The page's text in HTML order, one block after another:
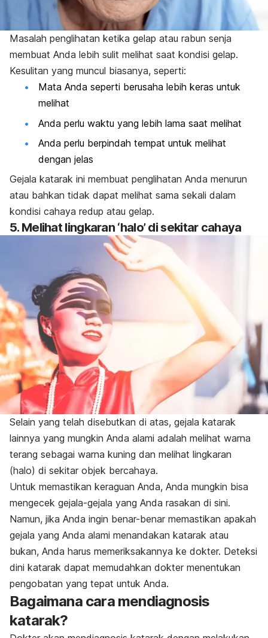
Masalah penglihatan ketika gelap atau rabun senja
membuat Anda lebih sulit melihat saat kondisi gelap.
Kesulitan yang muncul biasanya, seperti:
Mata Anda seperti berusaha lebih keras untuk
melihat
Anda perlu waktu yang lebih lama saat melihat
Anda perlu berpindah tempat untuk melihat
dengan jelas
Gejala katarak ini membuat penglihatan Anda menurun
atau bahkan tidak dapat melihat sama sekali dalam
kondisi cahaya redup atau gelap.
5. Melihat lingkaran ‘halo’ di sekitar cahaya
Selain yang telah disebutkan di atas, gejala katarak
lainnya yang mungkin Anda alami adalah melihat warna
terang sebagai warna kuning dan melihat lingkaran
(halo) di sekitar objek bercahaya.
Untuk memastikan keraguan Anda, Anda mungkin bisa
mengecek gejala-gejala yang Anda rasakan di sini.
Namun, jika Anda ingin benar-benar memastikan apakah
gejala yang Anda alami menandakan katarak atau
bukan, Anda harus memeriksakannya ke dokter. Deteksi
dini katarak dapat memudahkan dokter menentukan
pengobatan yang tepat untuk Anda.
Bagaimana cara mendiagnosis
katarak?